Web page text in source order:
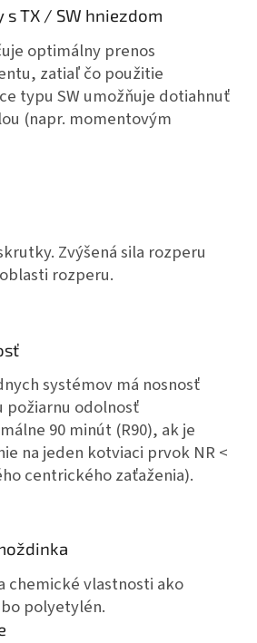
TX / SW hniezdom
optimálny prenos
zatiaľ čo použitie
typu SW umožňuje dotiahnuť
(napr. momentovým
Zvýšená sila rozperu
rozperu.
systémov má nosnosť
požiarnu odolnosť
90 minút (R90), ak je
na jeden kotviaci prvok NR <
centrického zaťaženia).
chemické vlastnosti ako
polyetylén.